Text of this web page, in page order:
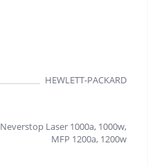
HEWLETT-PACKARD
Neverstop Laser 1000a, 1000w,
MFP 1200a, 1200w